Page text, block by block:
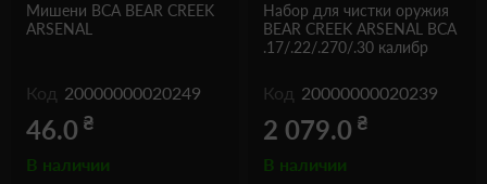
Мишени BCA BEAR CREEK
ARSENAL
Код 20000000020249
46.0 ₴
В наличии
Набор для чистки оружия
BEAR CREEK ARSENAL BCA
.17/.22/.270/.30 калибр
Код 20000000020239
2 079.0 ₴
В наличии